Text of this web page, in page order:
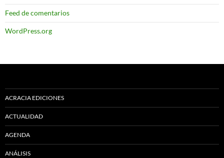
Feed de comentarios
WordPress.org
ACRACIA EDICIONES
ACTUALIDAD
AGENDA
ANÁLISIS